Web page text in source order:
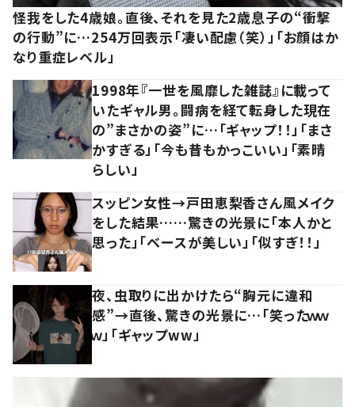
怪我をした4歳娘。直後、それを見た2歳息子の“衝撃
の行動”に…254万回表示「凄い配慮（笑）」「お顔はか
なり重症レベル」
1998年『一世を風靡した雑誌』に載って
いたギャル男。闘病を経て転身した現在
の”まさかの姿”に…「ギャップ！！」「まさ
かすぎる」「今も昔もかっこいい」「素晴
らしい」
スッピン女性→戸田恵梨香さん風メイク
をした結果……驚きの光景に「本人かと
思った」「ベースが美しい」「似すぎ！！」
夜、虫取りに出かけたら“胸元に違和
感”→直後、驚きの光景に…「笑ったｗｗ
ｗ」「ギャップww」